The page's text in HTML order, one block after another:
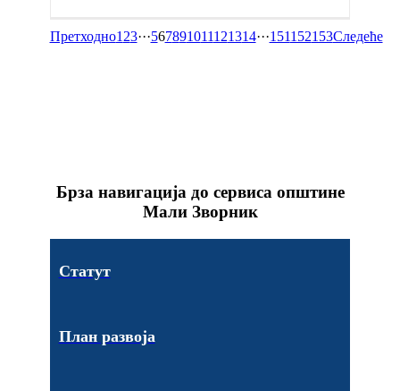
Претходно123···567891011121314···151152153Следеће
Брза навигација до сервиса општине
Мали Зворник
Статут
План развоја